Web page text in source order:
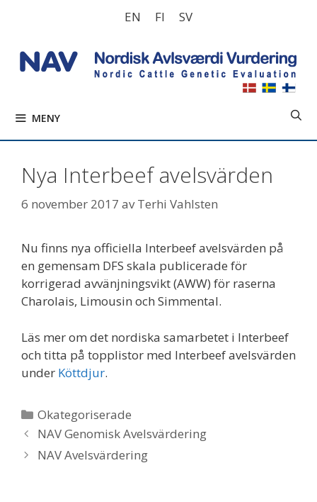
EN FI SV
MENY
Nya Interbeef avelsvärden
6 november 2017 avTerhi Vahlsten
Nu finns nya officiella Interbeef avelsvärden på
en gemensam DFS skala publicerade för
korrigerad avvänjningsvikt (AWW) för raserna
Charolais, Limousin och Simmental.
Läs mer om det nordiska samarbetet i Interbeef
och titta på topplistor med Interbeef avelsvärden
under Köttdjur.
Kategorier
Okategoriserade
NAV Genomisk Avelsvärdering
NAV Avelsvärdering